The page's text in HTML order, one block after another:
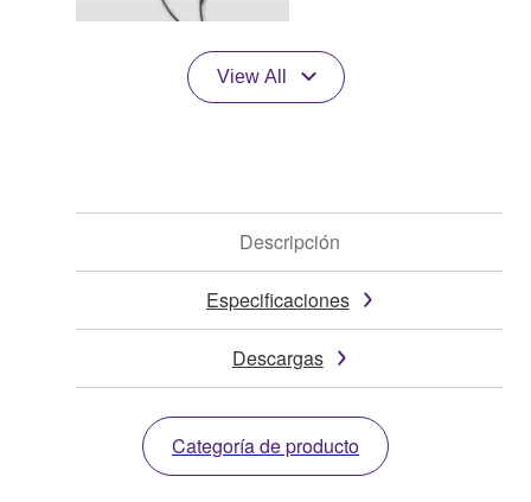
View All
Descripción
Especificaciones
Descargas
Categoría de producto